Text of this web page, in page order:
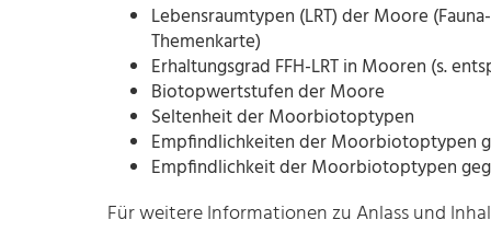
Lebensraumtypen (LRT) der Moore
Themenkarte)
Erhaltungsgrad FFH-LRT in Mooren (s.
Biotopwertstufen der Moore
Seltenheit der Moorbiotoptypen
Empfindlichkeiten der Moorbiotoptypen
Empfindlichkeit der Moorbiotoptypen
Für weitere Informationen zu Anlass und